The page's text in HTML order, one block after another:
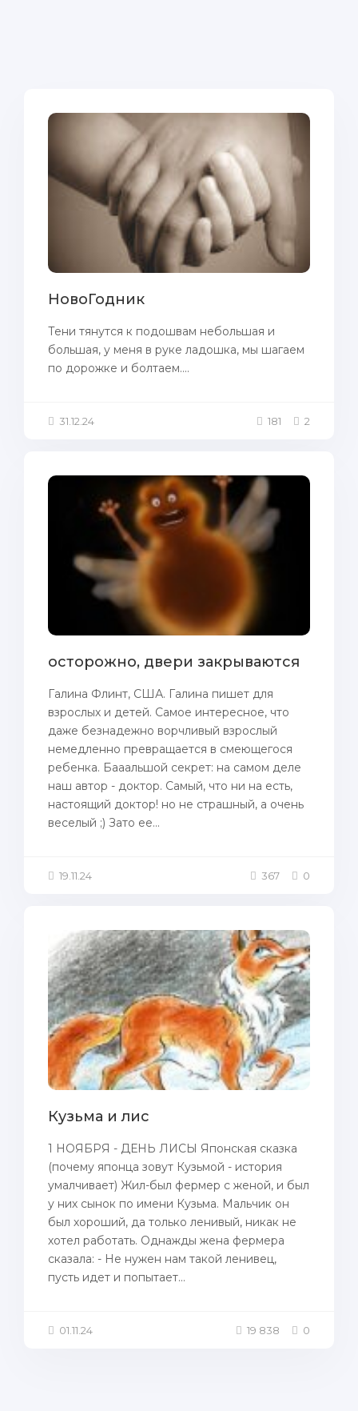
НовоГодник
Тени тянутся к подошвам небольшая и
большая, у меня в руке ладошка, мы шагаем
по дорожке и болтаем....
31.12.24 181 2
осторожно, двери закрываются
Галина Флинт, США. Галина пишет для
взрослых и детей. Самое интересное, что
даже безнадежно ворчливый взрослый
немедленно превращается в смеющегося
ребенка. Бааальшой секрет: на самом деле
наш автор - доктор. Самый, что ни на есть,
настоящий доктор! но не страшный, а очень
веселый ;) Зато ее...
19.11.24 367 0
Кузьма и лис
1 НОЯБРЯ - ДЕНЬ ЛИСЫ Японская сказка
(почему японца зовут Кузьмой - история
умалчивает) Жил-был фермер с женой, и был
у них сынок по имени Кузьма. Мальчик он
был хороший, да только ленивый, никак не
хотел работать. Однажды жена фермера
сказала: - Не нужен нам такой ленивец,
пусть идет и попытает...
01.11.24 19 838 0